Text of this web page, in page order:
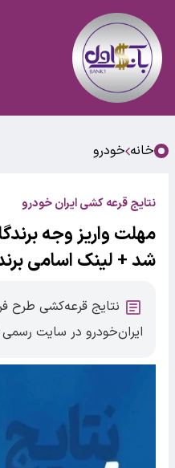
خانه خودرو
نتایج قرعه کشی ایران خودرو
مهلت واریز وجه
شد + لینک اسامی
نتایج قرعه‌کشی طرح
ایران‌خودرو در سایت